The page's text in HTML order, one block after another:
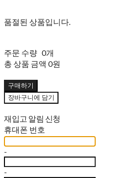
품절된 상품입니다.
주문 수량 0개
총 상품 금액 0원
구매하기
장바구니에 담기
재입고 알림 신청
휴대폰 번호
-
-